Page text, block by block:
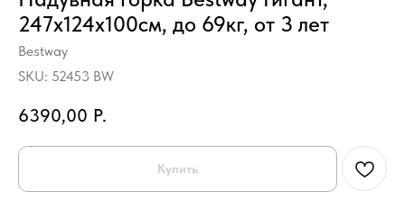
247х124х100см, до 69кг, от 3 лет
Bestway
SKU: 52453 BW
6390,00 Р.
Купить